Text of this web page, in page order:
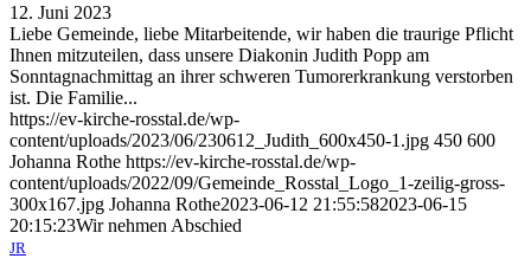
12. Juni 2023
Liebe Gemeinde, liebe Mitarbeitende, wir haben die traurige Pflicht
Ihnen mitzuteilen, dass unsere Diakonin Judith Popp am
Sonntagnachmittag an ihrer schweren Tumorerkrankung verstorben
ist. Die Familie...
https://ev-kirche-rosstal.de/wp-
content/uploads/2023/06/230612_Judith_600x450-1.jpg 450 600
Johanna Rothe https://ev-kirche-rosstal.de/wp-
content/uploads/2022/09/Gemeinde_Rosstal_Logo_1-zeilig-gross-
300x167.jpg Johanna Rothe2023-06-12 21:55:582023-06-15
20:15:23Wir nehmen Abschied
JR